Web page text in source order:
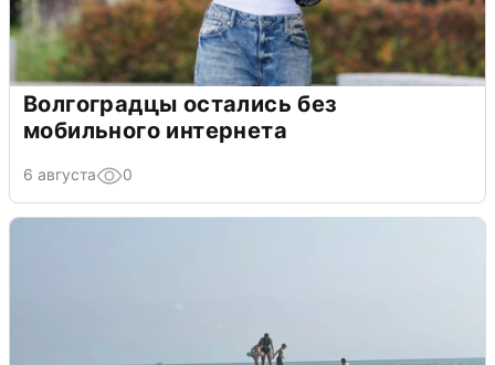
Волгоградцы остались без
мобильного интернета
6 августа 0